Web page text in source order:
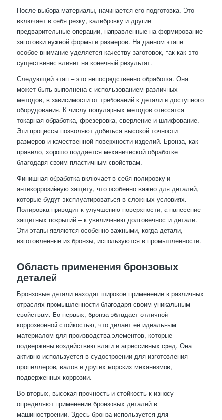
После выбора материалы, начинается его подготовка. Это
включает в себя резку, калибровку и другие
предварительные операции, направленные на формирование
заготовки нужной формы и размеров. На данном этапе
особое внимание уделяется качеству заготовок, так как это
существенно влияет на конечный результат.
Следующий этап – это непосредственно обработка. Она
может быть выполнена с использованием различных
методов, в зависимости от требований к детали и доступного
оборудования. К числу популярных методов относятся
токарная обработка, фрезеровка, сверление и шлифование.
Эти процессы позволяют добиться высокой точности
размеров и качественной поверхности изделий. Бронза, как
правило, хорошо поддается механической обработке
благодаря своим пластичным свойствам.
Финишная обработка включает в себя полировку и
антикоррозийную защиту, что особенно важно для деталей,
которые будут эксплуатироваться в сложных условиях.
Полировка приводит к улучшению поверхности, а нанесение
защитных покрытий – к увеличению долговечности детали.
Эти этапы являются особенно важными, когда детали,
изготовленные из бронзы, используются в промышленности.
Область применения бронзовых
деталей
Бронзовые детали находят широкое применение в различных
отраслях промышленности благодаря своим уникальным
свойствам. Во-первых, бронза обладает отличной
коррозионной стойкостью, что делает её идеальным
материалом для производства элементов, которые
подвержены воздействию влаги и агрессивных сред. Она
активно используется в судостроении для изготовления
пропеллеров, валов и других морских механизмов,
подверженных коррозии.
Во-вторых, высокая прочность и стойкость к износу
определяют применение бронзовых деталей в
машиностроении. Здесь бронза используется для